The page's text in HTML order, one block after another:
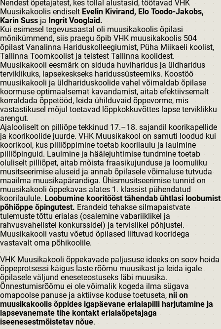
Nendest õpetajatest, kes tollal alustasid, töötavad VHK
Muusikakoolis endiselt Evelin Kivirand, Elo Toodo-Jakobs,
Karin Suss ja Ingrit Vooglaid.
Kui esimesel tegevusaastal oli muusikakoolis õpilasi
mõnikümmend, siis praegu õpib VHK muusikakoolis 504
õpilast Vanalinna Hariduskolleegiumist, Püha Miikaeli koolist,
Tallinna Toomkoolist ja teistest Tallinna koolidest.
Muusikakooli eesmärk on siduda huviharidus ja üldharidus
terviklikuks, lapsekeskseks haridussüsteemiks. Koostöö
muusikakooli ja üldhariduskoolide vahel võimaldab õpilase
koormuse optimaalsemat kavandamist, aitab efektiivsemalt
korraldada õppetööd, leida ühilduvaid õppevorme, mis
vastastikusel mõjul toetavad lõppkokkuvõttes lapse terviklikku
arengut.
Ajalooliselt on pilliõpe tekkinud 17.–18. sajandil koorikapellide
ja koorikoolide juurde. VHK Muusikakool on samuti loodud kui
koorikool, kus pilliõppimine toetab koorilaulu ja laulmine
pilliõpinguid. Laulmine ja häälejuhtimise tundmine toetab
oluliselt pilliõpet, aitab mõista fraasikujunduse ja loomuliku
musitseerimise aluseid ja annab õpilasele võimaluse tutvuda
maailma muusikapärandiga. Ühismusitseerimise tunnid on
muusikakooli õppekavas alates 1. klassist pühendatud
koorilaulule. Loobumine kooritööst tähendab ühtlasi loobumist
põhiõppe õpingutest. Erandeid tehakse silmapaistvate
tulemuste tõttu erialas (osalemine vabariiklikel ja
rahvusvahelistel konkurssidel) ja tervislikel põhjustel.
Muusikakooli vastu võetud õpilased liituvad kooridega
vastavalt oma põhikoolile.
VHK Muusikakooli õppekavade paljususe ideeks on soov hoida
õppeprotsessi käigus laste rõõmu muusikast ja leida igale
õpilasele väljund eneseteostuseks läbi muusika.
Õnnestumisrõõmu ei ole võimalik kogeda ilma sügava
omapoolse panuse ja aktiivse koduse toetuseta, nii on
muusikakoolis õppides igapäevane erialapilli harjutamine ja
lapsevanemate tihe kontakt erialaõpetajaga
iseenesestmõistetav nõue.